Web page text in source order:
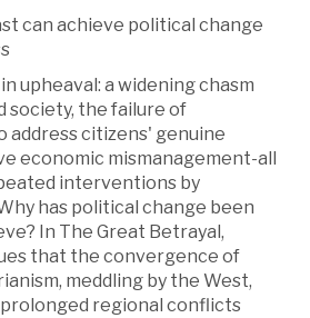
can achieve political change
upheaval: a widening chasm
society, the failure of
address citizens' genuine
economic mismanagement-all
interventions by
has political change been
In The Great Betrayal,
that the convergence of
meddling by the West,
regional conflicts